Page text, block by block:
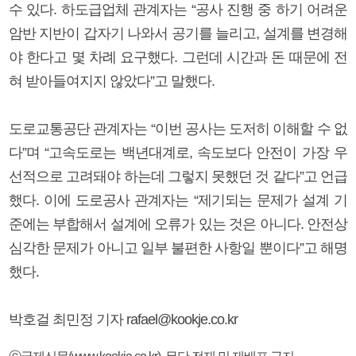
수 있다. 하도급업체 관계자는 “공사 진행 중 하기 어려운
암반 지반이 갑자기 나와서 공기를 늘리고, 설계를 변경해
야 한다고 몇 차례 요구했다. 그런데 시간과 돈 때문에 전
혀 받아들여지지 않았다”고 말했다.
도로교통공단 관계자는 “이번 공사는 도저히 이해할 수 없
다”며 “고속도로는 백년대계로, 속도보다 안전이 가장 우
선적으로 고려돼야 하는데 그렇지 못했던 것 같다”고 언급
했다. 이에 도로공사 관계자는 “제기되는 문제가 설계 기
준에는 부합해서 설계에 오류가 있는 것은 아니다. 안전상
심각한 문제가 아니고 일부 불편한 사항일 뿐이다”고 해명
했다.
박호걸 최민정 기자 rafael@kookje.co.kr